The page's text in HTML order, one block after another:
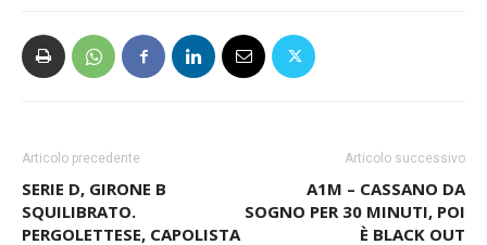
SQUILIBRATO.
MA NON TROPPO
SOGNO PER 30 MINUTI, POI